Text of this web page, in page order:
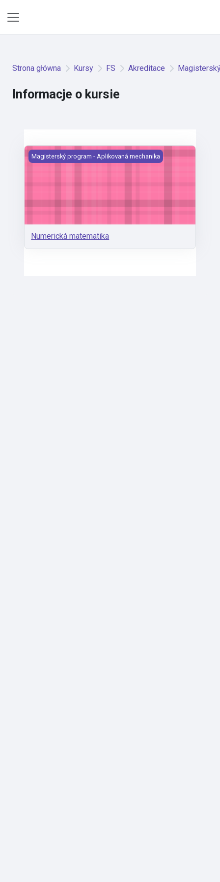
Strona główna Kursy FS Akreditace
Informacje o kursie
Numerická matematika
Magisterský program - Aplikovaná mechanika
Numerická matematika